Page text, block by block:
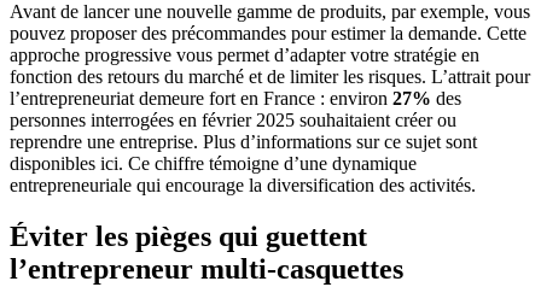
Avant de lancer une nouvelle gamme de produits, par exemple, vous
pouvez proposer des précommandes pour estimer la demande. Cette
approche progressive vous permet d’adapter votre stratégie en
fonction des retours du marché et de limiter les risques. L’attrait pour
l’entrepreneuriat demeure fort en France : environ 27% des
personnes interrogées en février 2025 souhaitaient créer ou
reprendre une entreprise. Plus d’informations sur ce sujet sont
disponibles ici. Ce chiffre témoigne d’une dynamique
entrepreneuriale qui encourage la diversification des activités.
Éviter les pièges qui guettent
l’entrepreneur multi-casquettes